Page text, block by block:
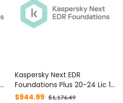
Kaspersky Next EDR
Foundations Plus 20-24 Lic 1
Año C/U KL4065ZANF8 -
$944.99 $1,176.49